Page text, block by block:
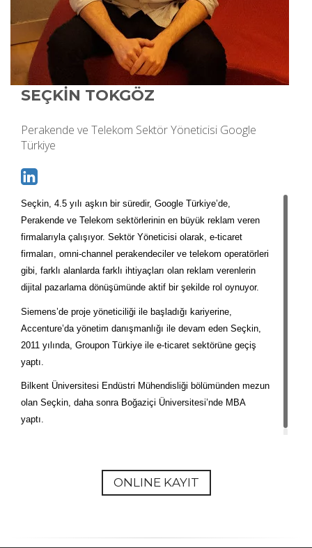
SEÇKİN TOKGÖZ
Perakende ve Telekom Sektör Yöneticisi Google
Türkiye
Seçkin, 4.5 yılı aşkın bir süredir, Google Türkiye’de,
Perakende ve Telekom sektörlerinin en büyük reklam veren
firmalarıyla çalışıyor. Sektör Yöneticisi olarak, e-ticaret
firmaları, omni-channel perakendeciler ve telekom operatörleri
gibi, farklı alanlarda farklı ihtiyaçları olan reklam verenlerin
dijital pazarlama dönüşümünde aktif bir şekilde rol oynuyor.
Siemens’de proje yöneticiliği ile başladığı kariyerine,
Accenture’da yönetim danışmanlığı ile devam eden Seçkin,
2011 yılında, Groupon Türkiye ile e-ticaret sektörüne geçiş
yaptı.
Bilkent Üniversitesi Endüstri Mühendisliği bölümünden mezun
olan Seçkin, daha sonra Boğaziçi Üniversitesi’nde MBA
yaptı.
ONLINE KAYIT